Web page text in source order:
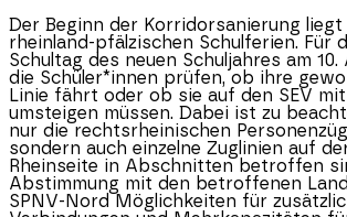
Der Beginn der Korridorsanierung liegt
rheinland-pfälzischen Schulferien. Für
Schultag des neuen Schuljahres am
die Schüler*innen prüfen, ob ihre
Linie fährt oder ob sie auf den SEV mit
umsteigen müssen. Dabei ist zu
nur die rechtsrheinischen
sondern auch einzelne Zuglinien auf
Rheinseite in Abschnitten betroffen
Abstimmung mit den betroffenen
SPNV-Nord Möglichkeiten für